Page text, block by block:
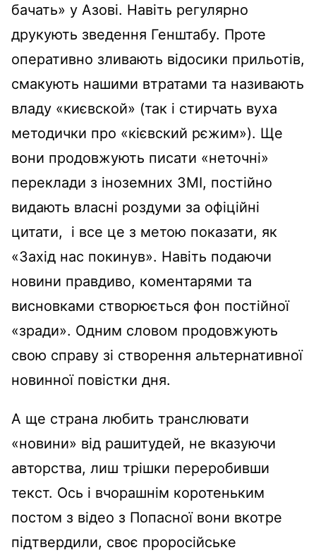
бачать» у Азові. Навіть регулярно
друкують зведення Генштабу. Проте
оперативно зливають відосики прильотів,
смакують нашими втратами та називають
владу «києвской» (так і стирчать вуха
методички про «кієвский рєжим»). Ще
вони продовжують писати «неточні»
переклади з іноземних ЗМІ, постійно
видають власні роздуми за офіційні
цитати, і все це з метою показати, як
«Захід нас покинув». Навіть подаючи
новини правдиво, коментарями та
висновками створюється фон постійної
«зради». Одним словом продовжують
свою справу зі створення альтернативної
новинної повістки дня.
А ще страна любить транслювати
«новини» від рашитудей, не вказуючи
авторства, лиш трішки переробивши
текст. Ось і вчорашнім коротеньким
постом з відео з Попасної вони вкотре
підтвердили, своє проросійське